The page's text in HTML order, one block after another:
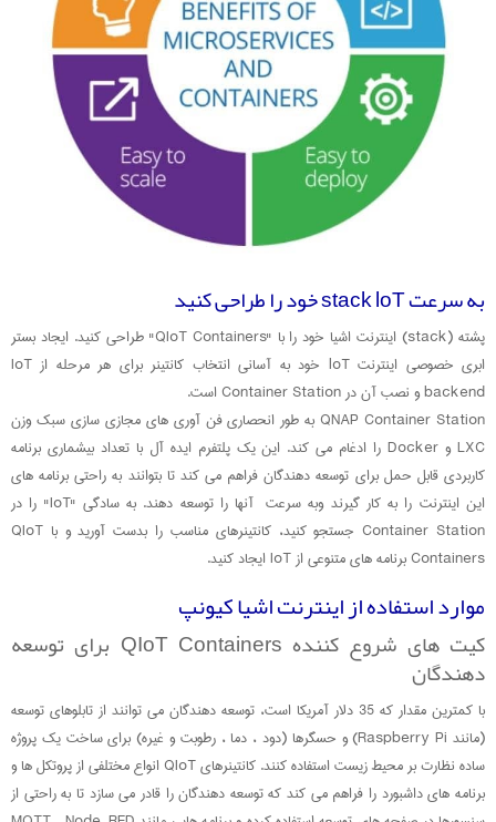
به سرعت stack loT خود را طراحی کنید
پشته (stack) اینترنت اشیا خود را با "QIoT Containers" طراحی کنید. ایجاد بستر
ابری خصوصی اینترنت loT خود به آسانی انتخاب کانتینر برای هر مرحله از IoT
backend و نصب آن در Container Station است.
QNAP Container Station به طور انحصاری فن آوری های مجازی سازی سبک وزن
LXC و Docker را ادغام می کند. این یک پلتفرم ایده آل با تعداد بیشماری برنامه
کاربردی قابل حمل برای توسعه دهندگان فراهم می کند تا بتوانند به راحتی برنامه های
این اینترنت را به کار گیرند وبه سرعت آنها را توسعه دهند. به سادگی "IoT" را در
Container Station جستجو کنید، کانتینرهای مناسب را بدست آورید و با QIoT
Containers برنامه های متنوعی از IoT ایجاد کنید.
موارد استفاده از اینترنت اشیا کیونپ
کیت های شروع کننده QIoT Containers برای توسعه
دهندگان
با کمترین مقدار که 35 دلار آمریکا است، توسعه دهندگان می توانند از تابلوهای توسعه
(مانند Raspberry Pi) و حسگرها (دود ، دما ، رطوبت و غیره) برای ساخت یک پروژه
ساده نظارت بر محیط زیست استفاده کنند. کانتینرهای QIoT انواع مختلفی از پروتکل ها و
برنامه های داشبورد را فراهم می کند که توسعه دهندگان را قادر می سازد تا به راحتی از